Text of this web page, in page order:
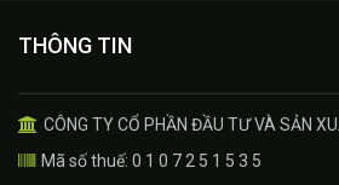
THÔNG TIN
CÔNG TY CỔ PHẦN ĐẦU TƯ VÀ SẢN
Mã số thuế: 0 1 0 7 2 5 1 5 3 5